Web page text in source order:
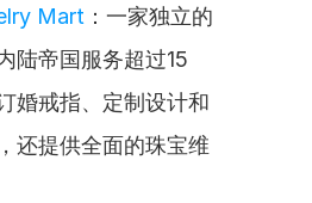
Mart ：一家独立的
陆帝国服务超过15
婚戒指、定制设计和
还提供全面的珠宝维